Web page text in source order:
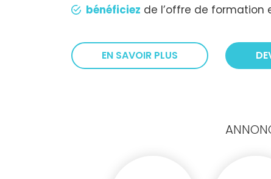
bénéficiez de l’offre de formation
EN SAVOIR PLUS